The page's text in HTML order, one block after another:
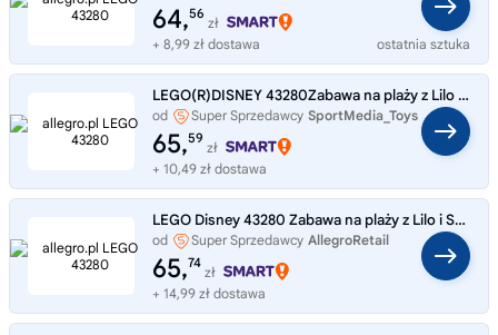
64,56
zł
+ 8,99 zł dostawa
ostatnia sztuka
LEGO(R)DISNEY 43280Zabawa na plaży z Lilo i Stitchem
od Super Sprzedawcy SportMedia_Toys
65,59
zł
+ 10,49 zł dostawa
LEGO Disney 43280 Zabawa na plaży z Lilo i Stitchem
od Super Sprzedawcy AllegroRetail
65,74
zł
+ 14,99 zł dostawa